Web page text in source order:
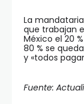
La
que trabajan
México el 20
80 % se
y «todos
Fuente: